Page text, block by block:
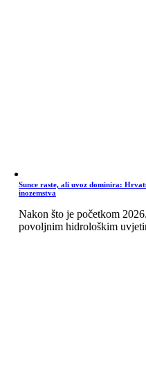
Sunce raste, ali uvoz dominira:
inozemstva
Nakon što je početkom
povoljnim hidrološkim